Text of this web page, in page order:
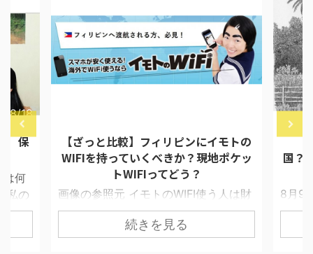
8/18
保
は何
私の
ド選
【ざっと比較】フィリピンにイモトの
WIFIを持っていくべきか？現地ポケッ
トWIFIってどう？
画像の参照元 イモトのWIFI使う人は財
布に余裕がある セブで留学生と接触す
ると必ず聞くことにしている質問があ
続きを見る
【
国？
8月9
ムが